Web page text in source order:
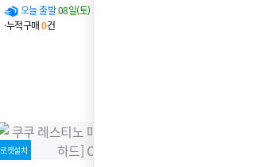
오늘 출발08일(토) 도착 확률
·누적구매0건
로켓설치